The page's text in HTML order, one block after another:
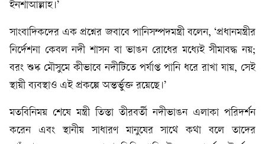
ইনশাআল্লাহ।’
সাংবাদিকদের এক প্রশ্নের জবাবে পানিসম্পদমন্ত্রী বলেন, ‘প্রধানমন্ত্রীর
নির্দেশনা কেবল নদী শাসন বা ভাঙন রোধের মধ্যেই সীমাবদ্ধ নয়;
বরং শুষ্ক মৌসুমে কীভাবে নদীটিতে পর্যাপ্ত পানি ধরে রাখা যায়, সেই
স্থায়ী ব্যবস্থাও এই প্রকল্পে অন্তর্ভুক্ত রয়েছে।’
মতবিনিময় শেষে মন্ত্রী তিস্তা তীরবর্তী নদীভাঙন এলাকা পরিদর্শন
করেন এবং স্থানীয় সাধারণ মানুষের সাথে কথা বলে তাদের